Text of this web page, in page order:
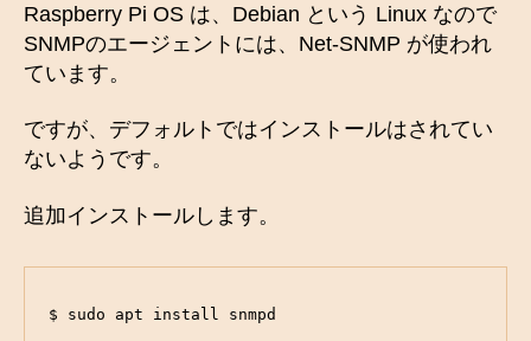
Raspberry Pi OS は、Debian という Linux なので
SNMPのエージェントには、Net-SNMP が使われ
ています。
ですが、デフォルトではインストールはされてい
ないようです。
追加インストールします。
$ sudo apt install snmpd